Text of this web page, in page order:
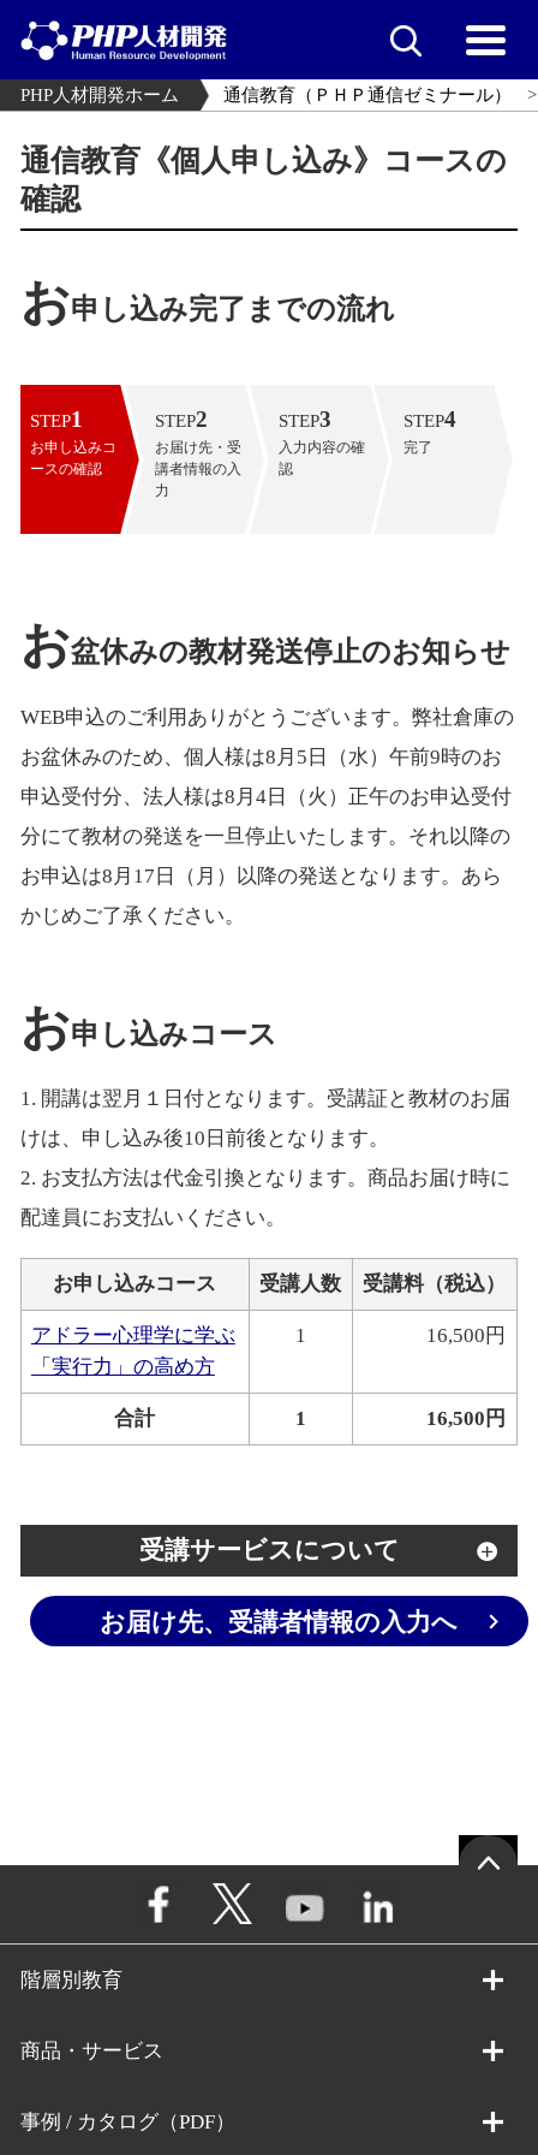
PHP人材開発ホーム 通信教育（ＰＨＰ通信ゼミナール）
通信教育《個人申し込み》コースの
確認
お申し込み完了までの流れ
STEP1
お申し込みコ
ースの確認
STEP2
お届け先・受
講者情報の入
力
STEP3
入力内容の確
認
STEP4
完了
お盆休みの教材発送停止のお知らせ
WEB申込のご利用ありがとうございます。弊社倉庫の
お盆休みのため、個人様は8月5日（水）午前9時のお
申込受付分、法人様は8月4日（火）正午のお申込受付
分にて教材の発送を一旦停止いたします。それ以降の
お申込は8月17日（月）以降の発送となります。あら
かじめご了承ください。
お申し込みコース
1. 開講は翌月１日付となります。受講証と教材のお届
けは、申し込み後10日前後となります。
2. お支払方法は代金引換となります。商品お届け時に
配達員にお支払いください。
お申し込みコース 受講人数 受講料（税込）
アドラー心理学に学ぶ
「実行力」の高め方
1 16,500円
合計 1 16,500円
受講サービスについて
お届け先、受講者情報の入力へ
階層別教育
商品・サービス
事例 / カタログ（PDF）